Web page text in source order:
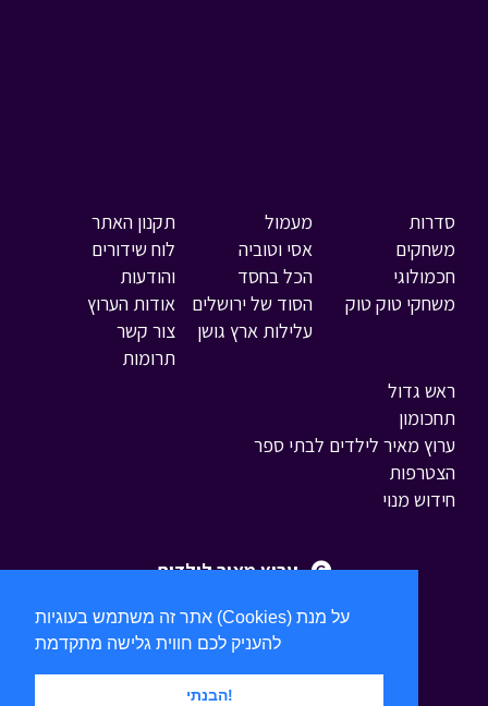
אתר זה משתמש בעוגיות (Cookies) על מנת
הבנתי!
סדרות
משחקים
חכמולוגי
משחקי טוק טוק
מעמול
אסי וטוביה
הכל בחסד
הסוד של ירושלים
עלילות ארץ גושן
ראש גדול
תחכומון
ערוץ מאיר לילדים לבתי ספר
הצטרפות
חידוש מנוי
תקנון האתר
לוח שידורים
והודעות
אודות הערוץ
צור קשר
תרומות
ערוץ מאיר לילדים